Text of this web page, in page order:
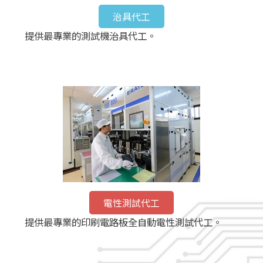
治具代工
提供最專業的測試機治具代工。
電性測試代工
提供最專業的印刷電路板全自動電性測試代工。